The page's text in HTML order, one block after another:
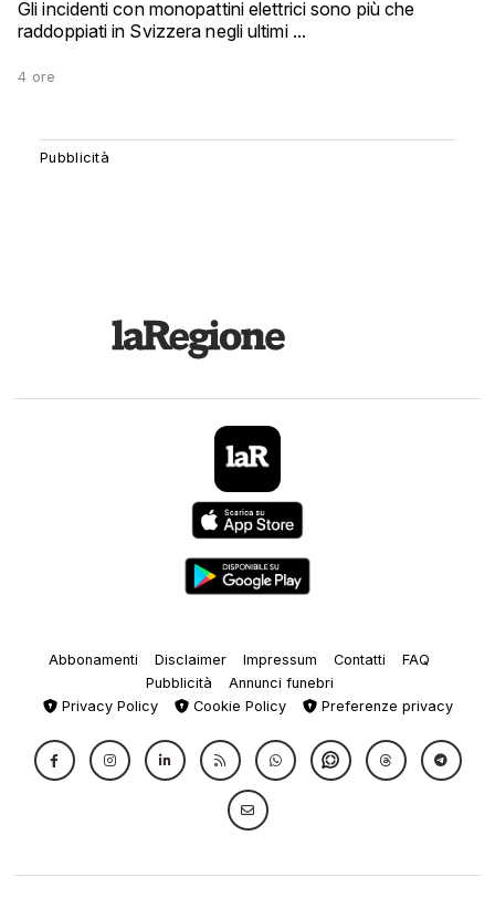
Gli incidenti con monopattini elettrici sono più che
raddoppiati in Svizzera negli ultimi ...
4 ore
Abbonamenti Disclaimer Impressum Contatti
FAQ
Pubblicità
Annunci funebri
Privacy Policy
Cookie Policy Preferenze privacy